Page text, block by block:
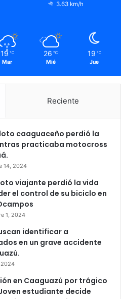
3.63 km/h
19 ℃
Mar
26 ℃
Mié
19 ℃
Jue
Reciente
caaguaceño perdió la
practicaba motocross
14, 2024
viajante perdió la vida
el control de su biciclo en
1, 2024
identificar a
en un grave accidente
en Caaguazú por trágico
estudiante decide